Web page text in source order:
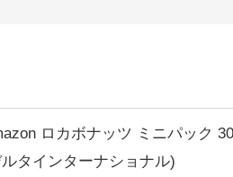
ロカボナッツ ミニパック
タインターナショナル)